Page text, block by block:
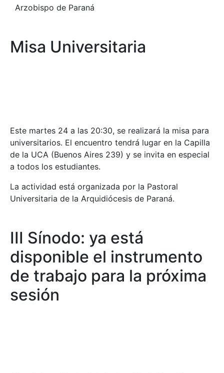
Arzobispo de Paraná
Misa Universitaria
Este martes 24 a las 20:30, se realizará la misa para
universitarios. El encuentro tendrá lugar en la Capilla
de la UCA (Buenos Aires 239) y se invita en especial
a todos los estudiantes.
La actividad está organizada por la Pastoral
Universitaria de la Arquidiócesis de Paraná.
III Sínodo: ya está
disponible el instrumento
de trabajo para la próxima
sesión